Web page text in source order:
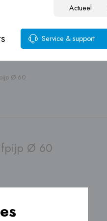
Actueel
Service & support
Ø 60
Ø 60